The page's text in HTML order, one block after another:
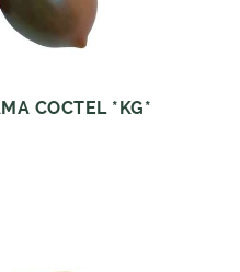
COCTEL *KG*